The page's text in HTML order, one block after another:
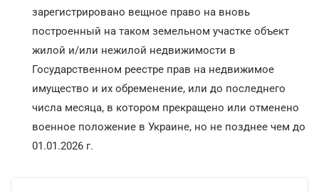
зарегистрировано вещное право на вновь
построенный на таком земельном участке объект
жилой и/или нежилой недвижимости в
Государственном реестре прав на недвижимое
имущество и их обременение, или до последнего
числа месяца, в котором прекращено или отменено
военное положение в Украине, но не позднее чем до
01.01.2026 г.